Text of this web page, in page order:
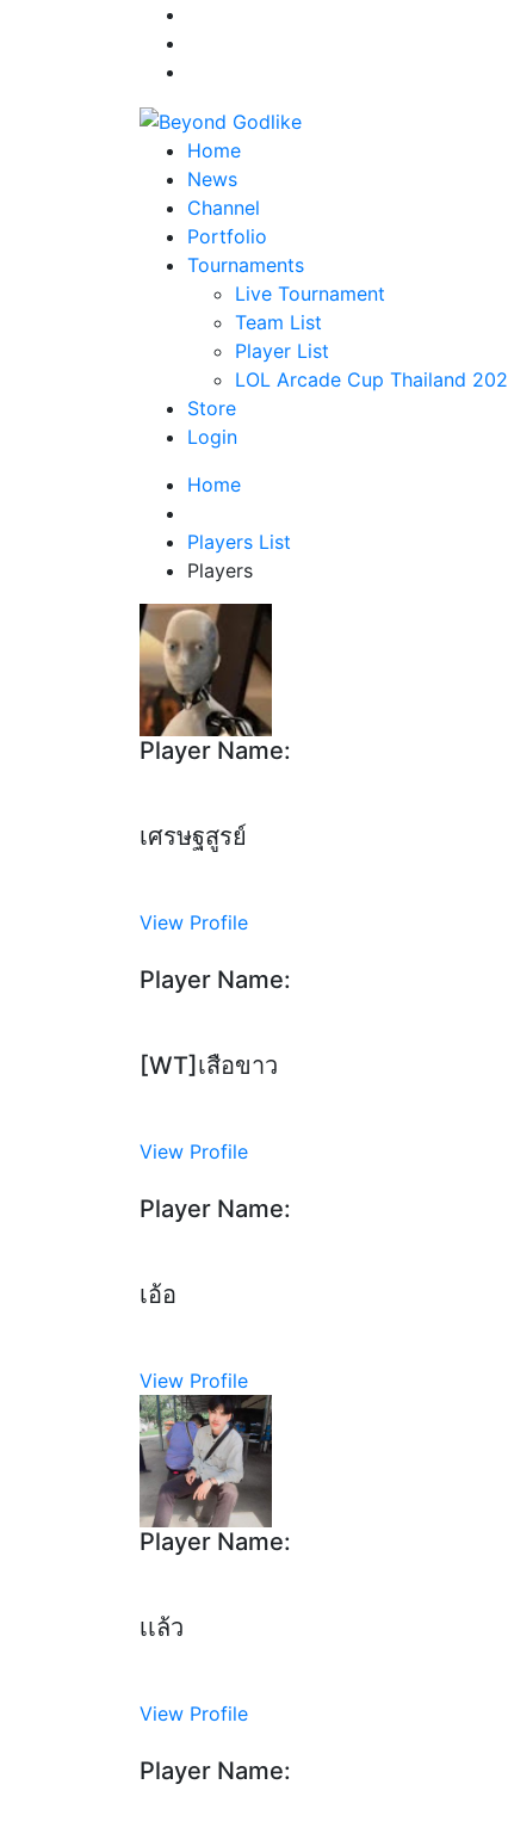
Home
News
Channel
Portfolio
Tournaments
Live Tournament
Team List
Player List
LOL Arcade Cup Thailand
Store
Login
Home
Players List
Players
Player Name:
เศรษฐสูรย์
View Profile
Player Name:
[WT]เสือขาว
View Profile
Player Name:
เอ้อ
View Profile
Player Name:
เเล้ว
View Profile
Player Name: